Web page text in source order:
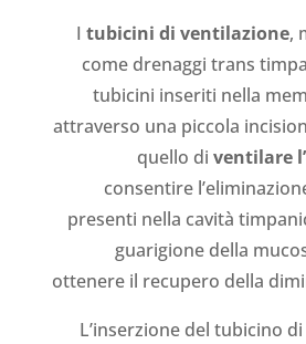
Itubicini di ventilazione,
come drenaggi trans
tubicini inseriti nella
attraverso una piccola
quello diventilare
consentire
presenti nella cavità
guarigione della
ottenere il recupero della
L’inserzione del tubicino